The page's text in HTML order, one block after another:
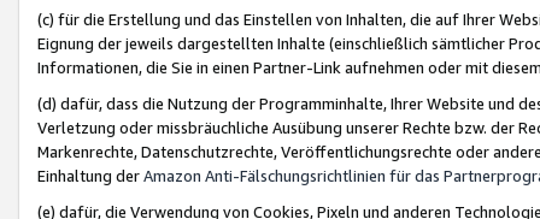
(c) für die Erstellung und das Einstellen von Inhalten, die auf Ihrer
Eignung der jeweils dargestellten Inhalte (einschließlich sämtlicher
Informationen, die Sie in einen Partner-Link aufnehmen oder mit
(d) dafür, dass die Nutzung der Programminhalte, Ihrer Website und
Verletzung oder missbräuchliche Ausübung unserer Rechte bzw. der
Markenrechte, Datenschutzrechte, Veröffentlichungsrechte oder
Einhaltung derAmazon Anti-Fälschungsrichtlinien für das
(e) dafür, die Verwendung von Cookies, Pixeln und anderen